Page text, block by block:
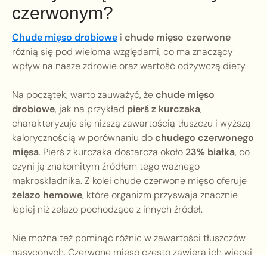
czerwonym?
Chude mięso drobiowe i chude mięso czerwone
różnią się pod wieloma względami, co ma znaczący
wpływ na nasze zdrowie oraz wartość odżywczą diety.
Na początek, warto zauważyć, żechude mięso
drobiowe, jak na przykład pierś z kurczaka,
charakteryzuje się niższą zawartością tłuszczu i wyższą
kalorycznością w porównaniu dochudego czerwonego
mięsa. Pierś z kurczaka dostarcza około23% białka, co
czyni ją znakomitym źródłem tego ważnego
makroskładnika. Z kolei chude czerwone mięso oferuje
żelazo hemowe, które organizm przyswaja znacznie
lepiej niż żelazo pochodzące z innych źródeł.
Nie można też pominąć różnic w zawartości tłuszczów
nasyconych. Czerwone mięso często zawiera ich więcej